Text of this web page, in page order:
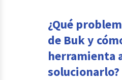
¿Qué
de Buk y
herramienta
solucionarlo?